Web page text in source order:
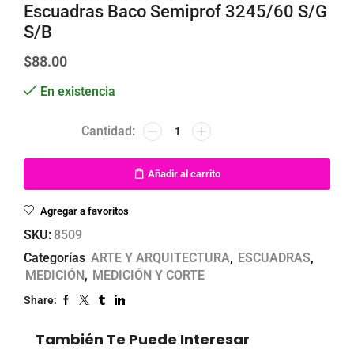
Escuadras Baco Semiprof 3245/60 S/G
S/B
$88.00
En existencia
Añadir al carrito
Agregar a favoritos
SKU: 8509
Categorías ARTE Y ARQUITECTURA, ESCUADRAS,
MEDICIÓN, MEDICIÓN Y CORTE
Share:
También Te Puede Interesar